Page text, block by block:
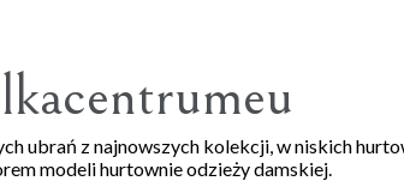
ubrań z najnowszych kolekcji, w niskich
modeli hurtownie odzieży damskiej.